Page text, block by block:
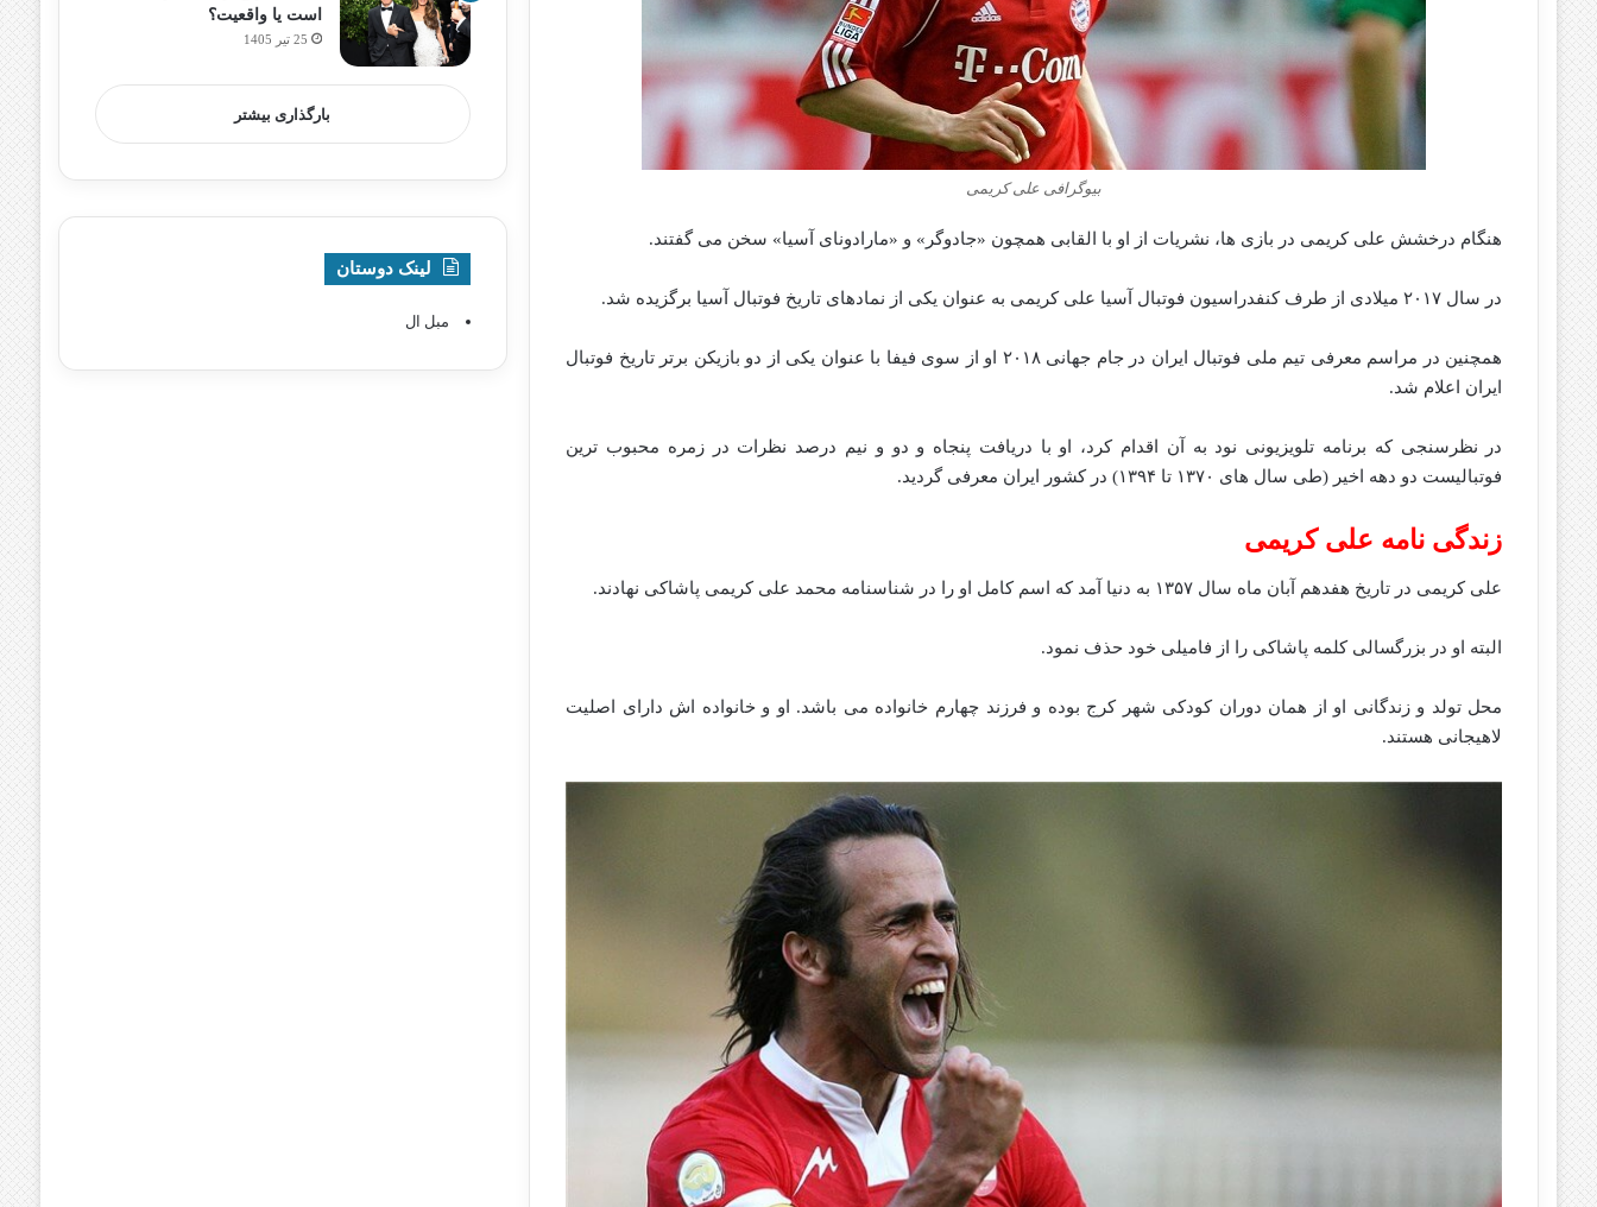
بیوگرافی علی کریمی
هنگام درخشش علی کریمی در بازی ها، نشریات از او با القابی همچون «جادوگر» و «مارادونای آسیا» سخن می گفتند.
در سال ۲۰۱۷ میلادی از طرف کنفدراسیون فوتبال آسیا علی کریمی به عنوان یکی از نمادهای تاریخ فوتبال آسیا برگزیده شد.
همچنین در مراسم معرفی تیم ملی فوتبال ایران در جام جهانی ۲۰۱۸ او از سوی فیفا با عنوان یکی از دو بازیکن برتر تاریخ فوتبال
ایران اعلام شد.‌
در نظرسنجی که برنامه تلویزیونی نود به آن اقدام کرد، او با دریافت پنجاه و دو و نیم درصد نظرات در زمره محبوب ترین
فوتبالیست دو دهه اخیر (طی سال های ۱۳۷۰ تا ۱۳۹۴) در کشور ایران معرفی گردید.
زندگی نامه علی کریمی
علی کریمی در تاریخ هفدهم آبان ماه سال ۱۳۵۷ به دنیا آ‌مد که اسم کامل او را در شناسنامه محمد علی کریمی پاشاکی نهادند.
البته او در بزرگسالی کلمه پاشاکی را از فامیلی خود حذف نمود.
محل تولد و زندگانی او از همان دوران کودکی شهر کرج بوده و فرزند چهارم خانواده می باشد.‌ او و خانواده اش دارای اصلیت
لاهیجانی هستند.
است یا واقعیت؟
25 تیر 1405
بارگذاری بیشتر
لینک دوستان
مبل ال